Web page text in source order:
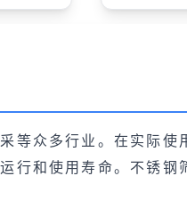
等众多行业。在实际使
行和使用寿命。不锈钢